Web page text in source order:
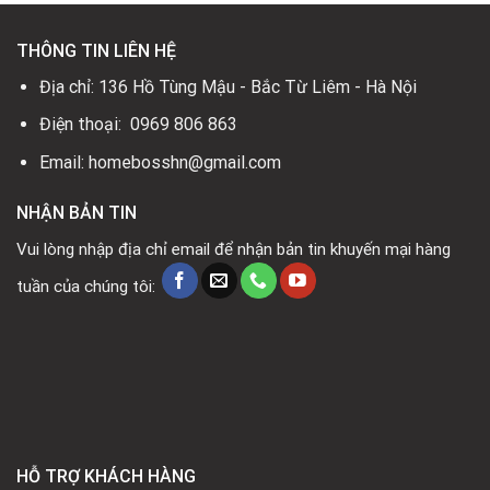
THÔNG TIN LIÊN HỆ
Địa chỉ: 136 Hồ Tùng Mậu - Bắc Từ Liêm - Hà Nội
Điện thoại: 0969 806 863
Email: homebosshn@gmail.com
NHẬN BẢN TIN
Vui lòng nhập địa chỉ email để nhận bản tin khuyến mại hàng
tuần của chúng tôi:
HỖ TRỢ KHÁCH HÀNG